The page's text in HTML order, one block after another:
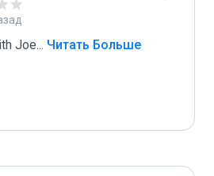
Joe... Читать Больше